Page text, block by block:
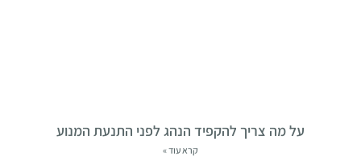
על מה צריך להקפיד הנהג לפני התנעת המנוע
קרא עוד »